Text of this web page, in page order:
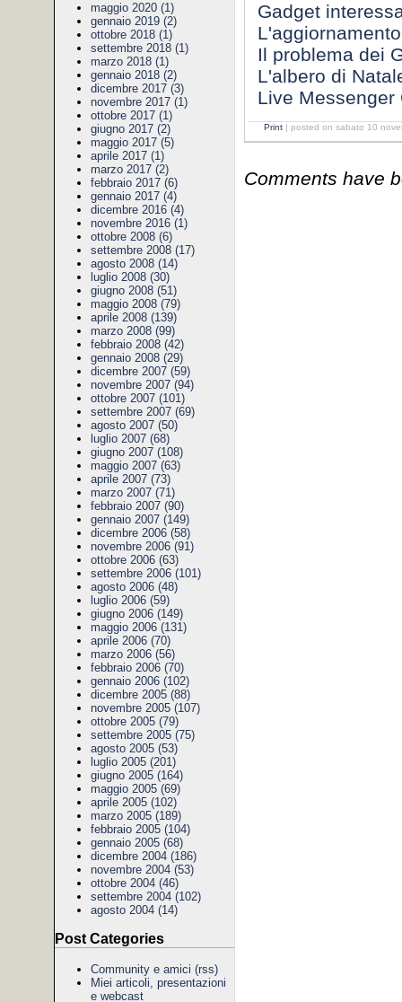
maggio 2020 (1)
gennaio 2019 (2)
ottobre 2018 (1)
settembre 2018 (1)
marzo 2018 (1)
gennaio 2018 (2)
dicembre 2017 (3)
novembre 2017 (1)
ottobre 2017 (1)
giugno 2017 (2)
maggio 2017 (5)
aprile 2017 (1)
marzo 2017 (2)
febbraio 2017 (6)
gennaio 2017 (4)
dicembre 2016 (4)
novembre 2016 (1)
ottobre 2008 (6)
settembre 2008 (17)
agosto 2008 (14)
luglio 2008 (30)
giugno 2008 (51)
maggio 2008 (79)
aprile 2008 (139)
marzo 2008 (99)
febbraio 2008 (42)
gennaio 2008 (29)
dicembre 2007 (59)
novembre 2007 (94)
ottobre 2007 (101)
settembre 2007 (69)
agosto 2007 (50)
luglio 2007 (68)
giugno 2007 (108)
maggio 2007 (63)
aprile 2007 (73)
marzo 2007 (71)
febbraio 2007 (90)
gennaio 2007 (149)
dicembre 2006 (58)
novembre 2006 (91)
ottobre 2006 (63)
settembre 2006 (101)
agosto 2006 (48)
luglio 2006 (59)
giugno 2006 (149)
maggio 2006 (131)
aprile 2006 (70)
marzo 2006 (56)
febbraio 2006 (70)
gennaio 2006 (102)
dicembre 2005 (88)
novembre 2005 (107)
ottobre 2005 (79)
settembre 2005 (75)
agosto 2005 (53)
luglio 2005 (201)
giugno 2005 (164)
maggio 2005 (69)
aprile 2005 (102)
marzo 2005 (189)
febbraio 2005 (104)
gennaio 2005 (68)
dicembre 2004 (186)
novembre 2004 (53)
ottobre 2004 (46)
settembre 2004 (102)
agosto 2004 (14)
Post Categories
Community e amici (rss)
Miei articoli, presentazioni
e webcast
Gadget
Il problema dei
L'albero di
Live Messenger
Print | posted on sabato 10
Comments have